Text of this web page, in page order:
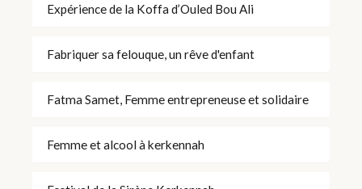
Expérience de la Koffa d’Ouled Bou Ali
Fabriquer sa felouque, un rêve d'enfant
Fatma Samet, Femme entrepreneuse et solidaire
Femme et alcool à kerkennah